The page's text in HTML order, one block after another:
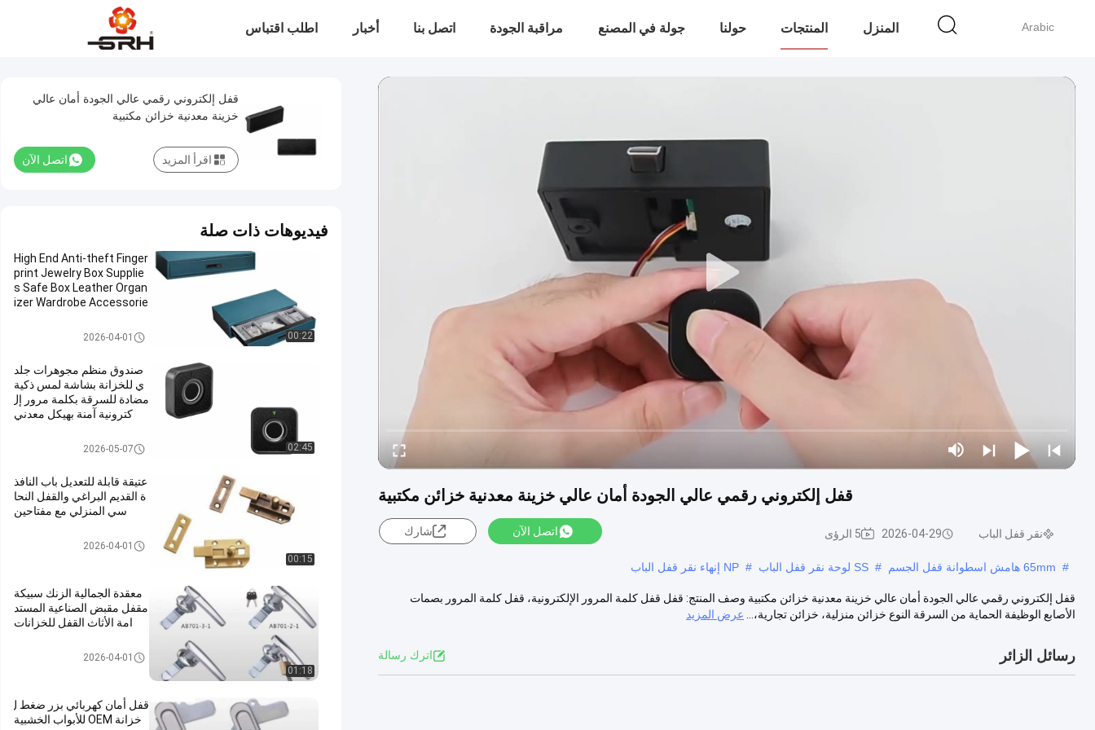
Arabic المنزل المنتجات حولنا جولة في المصنع مراقبة الجودة اتصل بنا أخبار اطلب اقتباس
قفل إلكتروني رقمي عالي الجودة أمان عالي خزينة معدنية خزائن مكتبية
نقر قفل الباب 2026-04-29 5 الرؤى اتصل الآن شارك
# 65mm هامش اسطوانة قفل الجسم # SS لوحة نقر قفل الباب # NP إنهاء نقر قفل الباب
قفل إلكتروني رقمي عالي الجودة أمان عالي خزينة معدنية خزائن مكتبية وصف المنتج: قفل قفل كلمة المرور الإلكترونية، قفل كلمة المرور بصمات
الأصابع الوظيفة الحماية من السرقة النوع خزائن منزلية، خزائن تجارية،...
عرض المزيد
رسائل الزائر اترك رسالة
قفل إلكتروني رقمي عالي الجودة أمان عالي
خزينة معدنية خزائن مكتبية
اتصل الآن اقرأ المزيد
فيديوهات ذات صلة
00:22
High End Anti-theft Finger
print Jewelry Box Supplie
s Safe Box Leather Organ
izer Wardrobe Accessorie
2026-04-01
02:45
صندوق منظم مجوهرات جلد
ي للخزانة بشاشة لمس ذكية
مضادة للسرقة بكلمة مرور إل
كترونية آمنة بهيكل معدني
2026-05-07
00:15
عتيقة قابلة للتعديل باب النافذ
ة القديم البراغي والقفل النحا
سي المنزلي مع مفتاحين
2026-04-01
01:18
معقدة الجمالية الزنك سبيكة
مقفل مقبض الصناعية المستد
امة الأثاث القفل للخزانات
2026-04-01
قفل أمان كهربائي بزر ضغط ل
خزانة OEM للأبواب الخشبية